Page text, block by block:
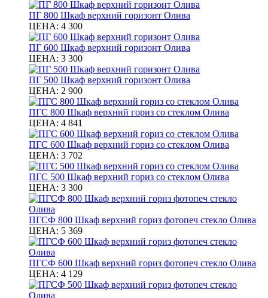
ПГ 800 Шкаф верхний горизонт Олива
ЦЕНА: 4 300
ПГ 600 Шкаф верхний горизонт Олива
ЦЕНА: 3 300
ПГ 500 Шкаф верхний горизонт Олива
ЦЕНА: 2 900
ПГС 800 Шкаф верхний гориз со стеклом Олива
ЦЕНА: 4 841
ПГС 600 Шкаф верхний гориз со стеклом Олива
ЦЕНА: 3 702
ПГС 500 Шкаф верхний гориз со стеклом Олива
ЦЕНА: 3 300
ПГСФ 800 Шкаф верхний гориз фотопеч стекло Олива
ЦЕНА: 5 369
ПГСФ 600 Шкаф верхний гориз фотопеч стекло Олива
ЦЕНА: 4 129